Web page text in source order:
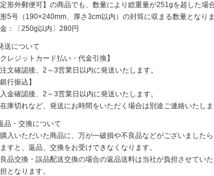
定形外郵便可】の商品でも、数量により総重量が251gを超した場
5号（190×240mm、厚さ3cm以内）の封筒に収まる数量となりま
：〔250g以内〕280円
送について
クレジットカード払い・代金引換】
文確認後、2～3営業日以内に発送いたします。
銀行振込】
金確認後、2～3営業日以内に発送いたします。
庫切れなど、発送にお時間をいただく場合は別途ご連絡いたしま
品・交換について
入いただいた商品に、万が一破損や不良品などがございました
すと、返品、交換をお受けできなくなります。
品交換・誤品配送交換の場合の返品送料は当社が負担させてい
となります。